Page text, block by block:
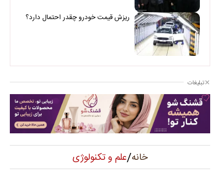
ریزش قیمت خودرو چقدر احتمال دارد؟
تبلیغات
خانه/علم و تکنولوژی